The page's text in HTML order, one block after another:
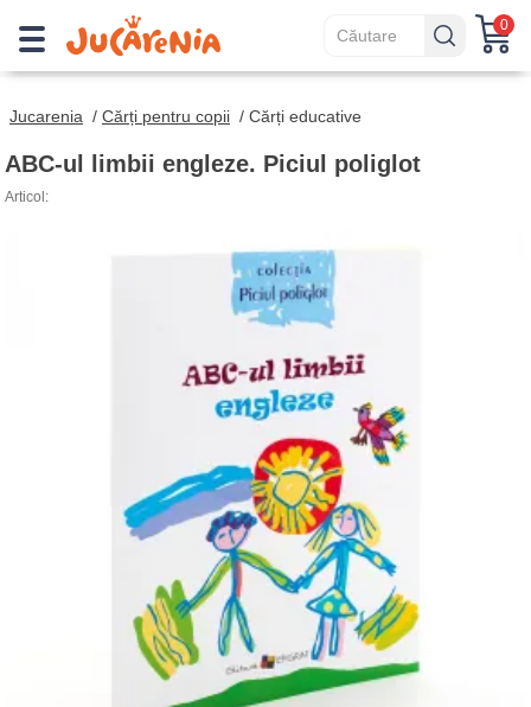
0
Jucarenia / Cărți pentru copii / Cărți educative
ABC-ul limbii engleze. Piciul poliglot
Articol: